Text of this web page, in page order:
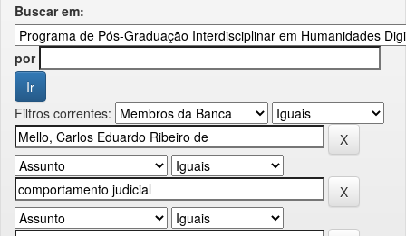
Buscar em:
por
Filtros correntes: